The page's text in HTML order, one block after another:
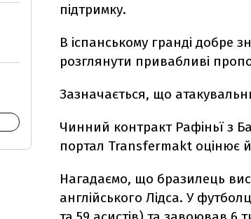
підтримку.
В іспанському гранді добре
розглянути привабливі
Зазначається, що
Чинний контракт Рафіньї з
портал Transfermakt оцінює
Нагадаємо, що бразилець
англійського Лідса. У